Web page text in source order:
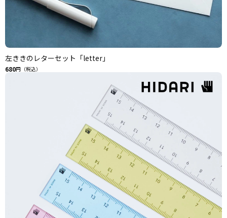
左ききのレターセット「letter」
680円（税込）